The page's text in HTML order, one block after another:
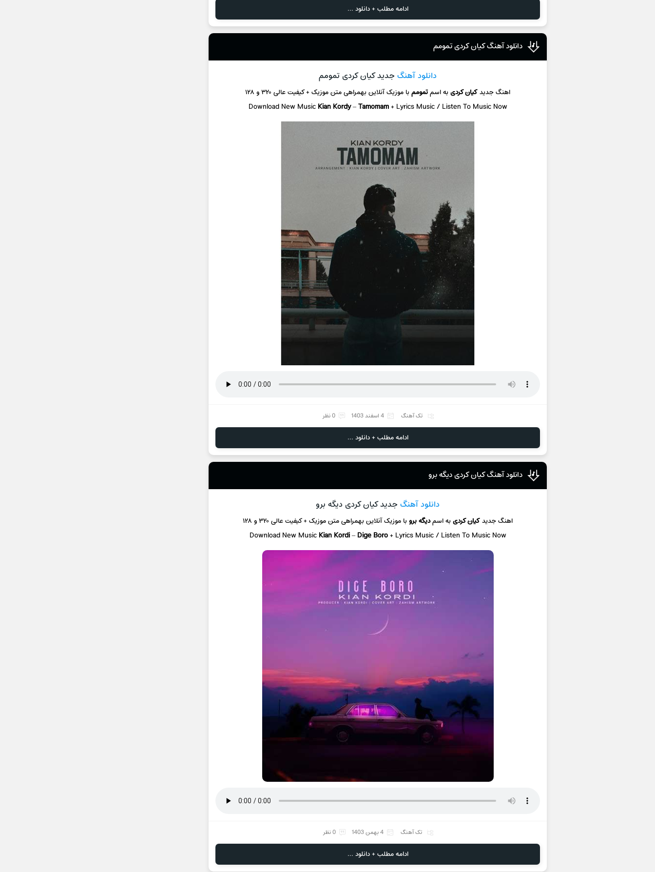
ادامه مطلب + دانلود ...
دانلود آهنگ کیان کردی تمومم
دانلود آهنگجدید کیان کردی تمومم
اهنگ جدیدکیان کردیبه اسمتموممبا موزیک آنلاینبهمراهی متن موزیک + کیفیت عالی ۳۲۰ و ۱۲۸
Download New Music Kian Kordy–Tamomam+ Lyrics Music / Listen To Music Now
تک آهنگ 4 اسفند 1403 0 نظر
ادامه مطلب + دانلود ...
دانلود آهنگ کیان کردی دیگه برو
دانلود آهنگجدید کیان کردی دیگه برو
اهنگ جدیدکیان کردیبه اسمدیگه بروبا موزیک آنلاینبهمراهی متن موزیک + کیفیت عالی ۳۲۰ و ۱۲۸
Download New Music Kian Kordi–Dige Boro+ Lyrics Music / Listen To Music Now
تک آهنگ 4 بهمن 1403 0 نظر
ادامه مطلب + دانلود ...